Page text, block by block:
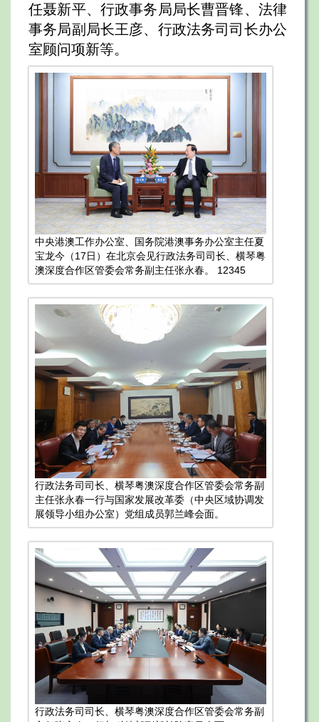
任聂新平、行政事务局局长曹晋锋、法律
事务局副局长王彦、行政法务司司长办公
室顾问项新等。
中央港澳工作办公室、国务院港澳事务办公室主任夏
宝龙今（17日）在北京会见行政法务司司长、横琴粤
澳深度合作区管委会常务副主任张永春。 12345
行政法务司司长、横琴粤澳深度合作区管委会常务副
主任张永春一行与国家发展改革委（中央区域协调发
展领导小组办公室）党组成员郭兰峰会面。
行政法务司司长、横琴粤澳深度合作区管委会常务副